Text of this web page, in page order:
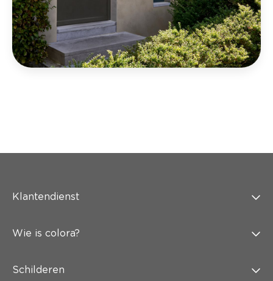
Klantendienst
Wie is colora?
Schilderen